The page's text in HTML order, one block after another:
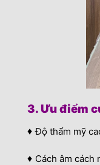
3. Ưu điểm
♦Độ thẩm mỹ
♦ Cách âm cách